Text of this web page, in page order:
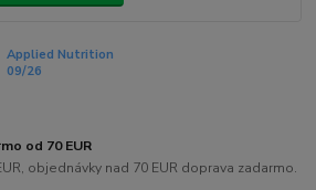
Applied Nutrition
09/26
od 70 EUR
objednávky nad 70 EUR doprava zadarmo.